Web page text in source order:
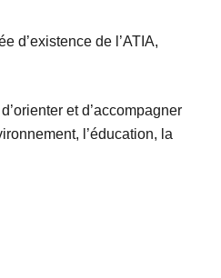
d’existence de l’ATIA,
et d’accompagner
l’éducation, la